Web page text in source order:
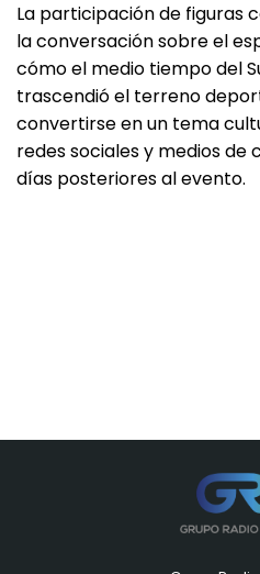
La participación de figuras
la conversación sobre el
cómo el medio tiempo del
trascendió el terreno
convertirse en un tema
redes sociales y medios
días posteriores al evento.